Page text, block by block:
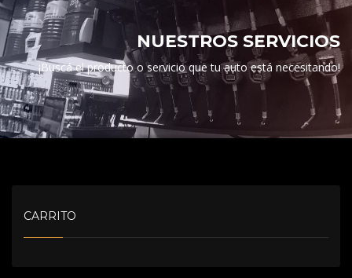
NUESTROS SERVICIOS
¡Buscá el producto o servicio que tu auto está necesitando!
CARRITO